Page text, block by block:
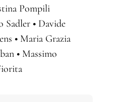
Pompili
Sadler • Davide
• Maria Grazia
• Massimo